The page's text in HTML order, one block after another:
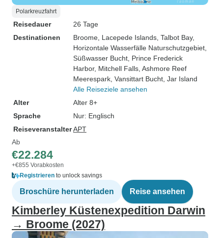
Polarkreuzfahrt
Reisedauer
26 Tage
Destinationen
Broome , Lacepede Islands , Talbot Bay,
Horizontale Wasserfälle Naturschutzgebiet
Süßwasser Bucht , Prince Frederick
Harbor, Mitchell Falls , Ashmore Reef
Meerespark , Vansittart Bucht , Jar Island
Alle Reiseziele ansehen
Alter
Alter 8+
Sprache
Nur: Englisch
ReiseveranstalterAPT
Ab
€22.284
+€855 Vorabkosten
Registrieren to unlock savings
Broschüre herunterladen Reise ansehen
Kimberley Küstenexpedition Darwin
→ Broome (2027)